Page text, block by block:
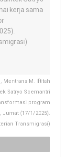
Mentrans M. Iftitah
Satryo Soemantri
program
(17/1/2025).
Transmigrasi)